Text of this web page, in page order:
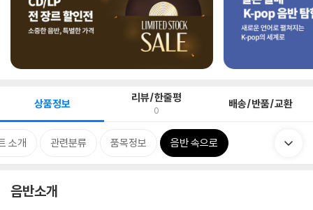
상품정보 리뷰/한줄평
0 배송/반품/교환
소개 관련분류 품목정보 음반 속으로
음반소개